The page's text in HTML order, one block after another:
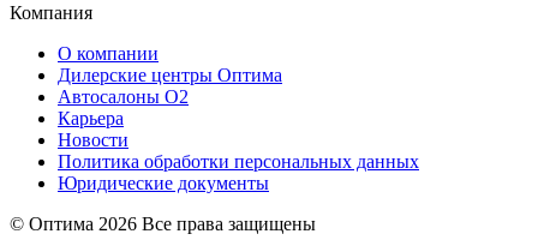
Компания
О компании
Дилерские центры Оптима
Автосалоны О2
Карьера
Новости
Политика обработки персональных данных
Юридические документы
© Оптима 2026 Все права защищены